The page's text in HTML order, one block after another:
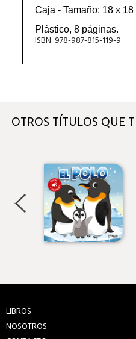
Caja - Tamaño: 18 x 18
Plástico, 8 páginas.
ISBN: 978-987-815-119-9
OTROS TÍTULOS QUE
LIBROS
NOSOTROS